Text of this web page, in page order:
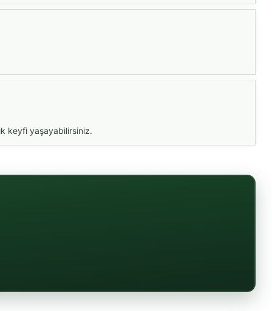
keyfi yaşayabilirsiniz.